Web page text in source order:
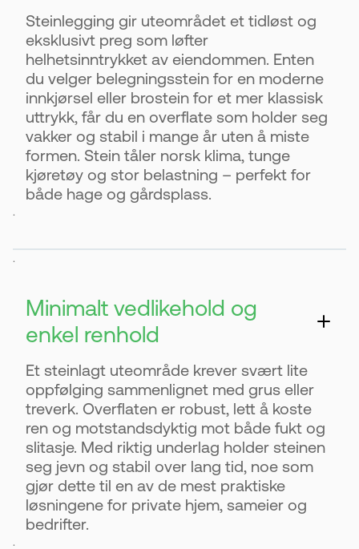
Steinlegging gir uteområdet et tidløst og
eksklusivt preg som løfter
helhetsinntrykket av eiendommen. Enten
du velger belegningsstein for en moderne
innkjørsel eller brostein for et mer klassisk
uttrykk, får du en overflate som holder seg
vakker og stabil i mange år uten å miste
formen. Stein tåler norsk klima, tunge
kjøretøy og stor belastning – perfekt for
både hage og gårdsplass.
.
.
Minimalt vedlikehold og
enkel renhold
Et steinlagt uteområde krever svært lite
oppfølging sammenlignet med grus eller
treverk. Overflaten er robust, lett å koste
ren og motstandsdyktig mot både fukt og
slitasje. Med riktig underlag holder steinen
seg jevn og stabil over lang tid, noe som
gjør dette til en av de mest praktiske
løsningene for private hjem, sameier og
bedrifter.
.